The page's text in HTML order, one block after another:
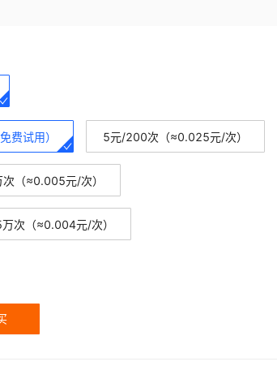
费试用） 5元/200次（≈0.025元/次）
（≈0.005元/次）
次（≈0.004元/次）